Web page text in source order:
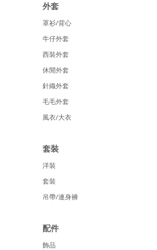
外套
罩衫/背心
牛仔外套
西裝外套
休閒外套
針織外套
毛毛外套
風衣/大衣
套裝
洋裝
套裝
吊帶/連身褲
配件
飾品